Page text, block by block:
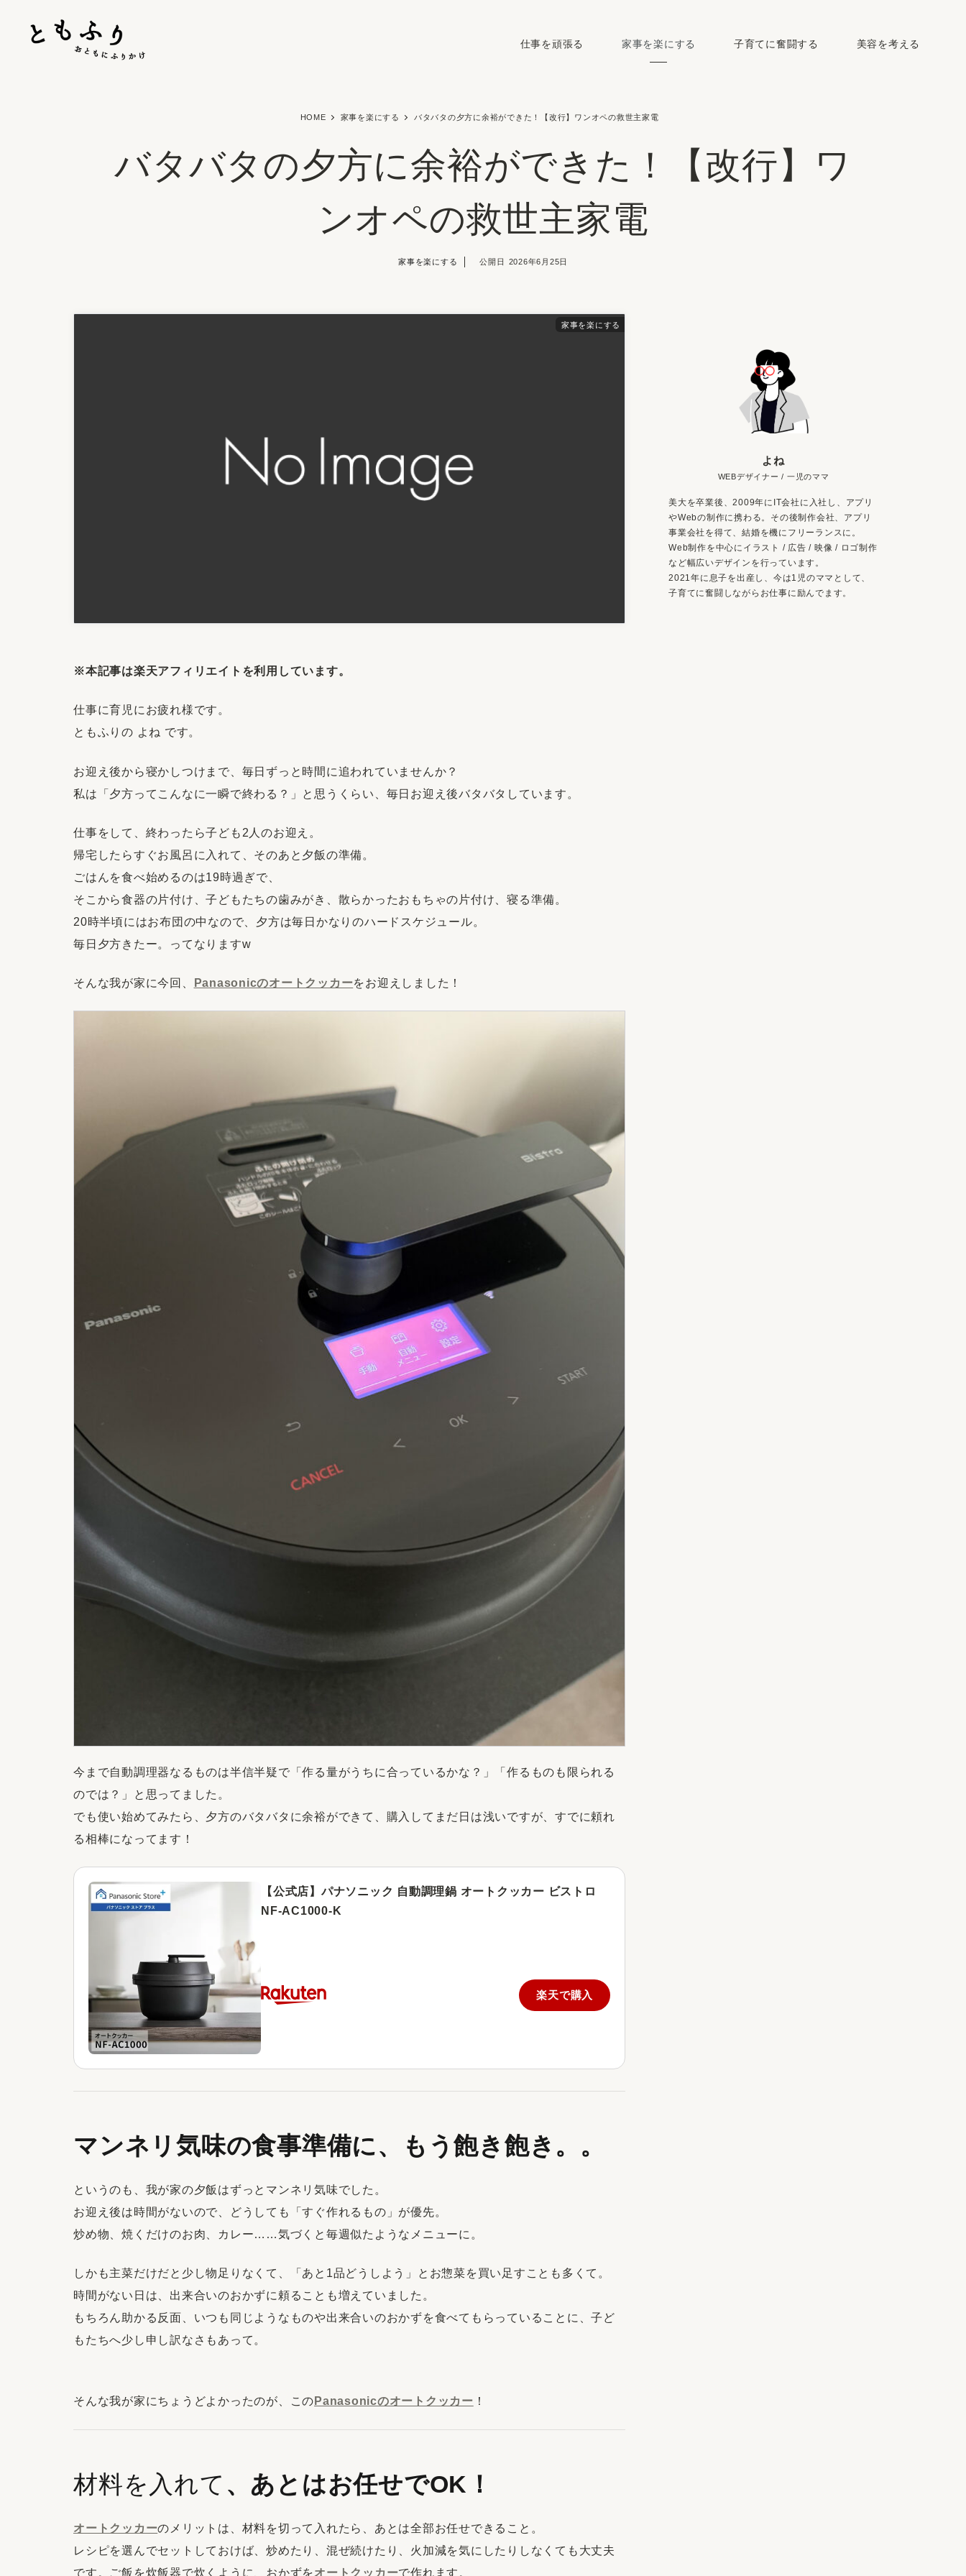
仕事を頑張る 家事を楽にする 子育てに奮闘する 美容を考える
HOME 家事を楽にする バタバタの夕方に余裕ができた！【改行】ワンオペの救世主家電
バタバタの夕方に余裕ができた！【改行】ワ
ンオペの救世主家電
家事を楽にする 2026年6月25日
家事を楽にする
※本記事は楽天アフィリエイトを利用しています。
仕事に育児にお疲れ様です。
ともふりの よね です。
お迎え後から寝かしつけまで、毎日ずっと時間に追われていませんか？
私は「夕方ってこんなに一瞬で終わる？」と思うくらい、毎日お迎え後バタバタしています。
仕事をして、終わったら子ども2人のお迎え。
帰宅したらすぐお風呂に入れて、そのあと夕飯の準備。
ごはんを食べ始めるのは19時過ぎで、
そこから食器の片付け、子どもたちの歯みがき、散らかったおもちゃの片付け、寝る準備。
20時半頃にはお布団の中なので、夕方は毎日かなりのハードスケジュール。
毎日夕方きたー。ってなりますw
そんな我が家に今回、 Panasonicのオートクッカーをお迎えしました！
今まで自動調理器なるものは半信半疑で「作る量がうちに合っているかな？」「作るものも限られる
のでは？」と思ってました。
でも使い始めてみたら、夕方のバタバタに余裕ができて、購入してまだ日は浅いですが、すでに頼れ
る相棒になってます！
【公式店】パナソニック 自動調理鍋 オートクッカー ビストロ
NF-AC1000-K
楽天で購入
マンネリ気味の食事準備に、もう飽き飽き。。
というのも、我が家の夕飯はずっとマンネリ気味でした。
お迎え後は時間がないので、どうしても「すぐ作れるもの」が優先。
炒め物、焼くだけのお肉、カレー……気づくと毎週似たようなメニューに。
しかも主菜だけだと少し物足りなくて、「あと1品どうしよう」とお惣菜を買い足すことも多くて。
時間がない日は、出来合いのおかずに頼ることも増えていました。
もちろん助かる反面、いつも同じようなものや出来合いのおかずを食べてもらっていることに、子ど
もたちへ少し申し訳なさもあって。
そんな我が家にちょうどよかったのが、この Panasonicのオートクッカー ！
材料を入れて 、あとはお任せでOK！
オートクッカーのメリットは、材料を切って入れたら、あとは全部お任せできること。
レシピを選んでセットしておけば、炒めたり、混ぜ続けたり、火加減を気にしたりしなくても大丈夫
です。ご飯を炊飯器で炊くように、おかずをオートクッカーで作れます。
よね
WEBデザイナー / 一児のママ
美大を卒業後、2009年にIT会社に入社し、アプリ
やWebの制作に携わる。その後制作会社、アプリ
事業会社を得て、結婚を機にフリーランスに。
Web制作を中心にイラスト / 広告 / 映像 / ロゴ制作
など幅広いデザインを行っています。
2021年に息子を出産し、今は1児のママとして、
子育てに奮闘しながらお仕事に励んでます。